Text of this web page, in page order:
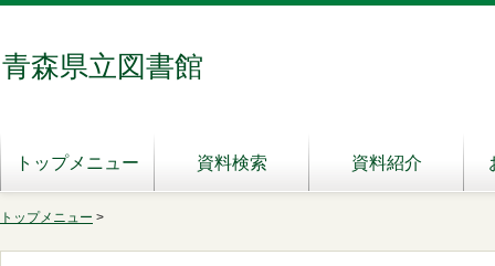
青森県立図書館
トップメニュー 資料検索 資料紹介
トップメニュー >